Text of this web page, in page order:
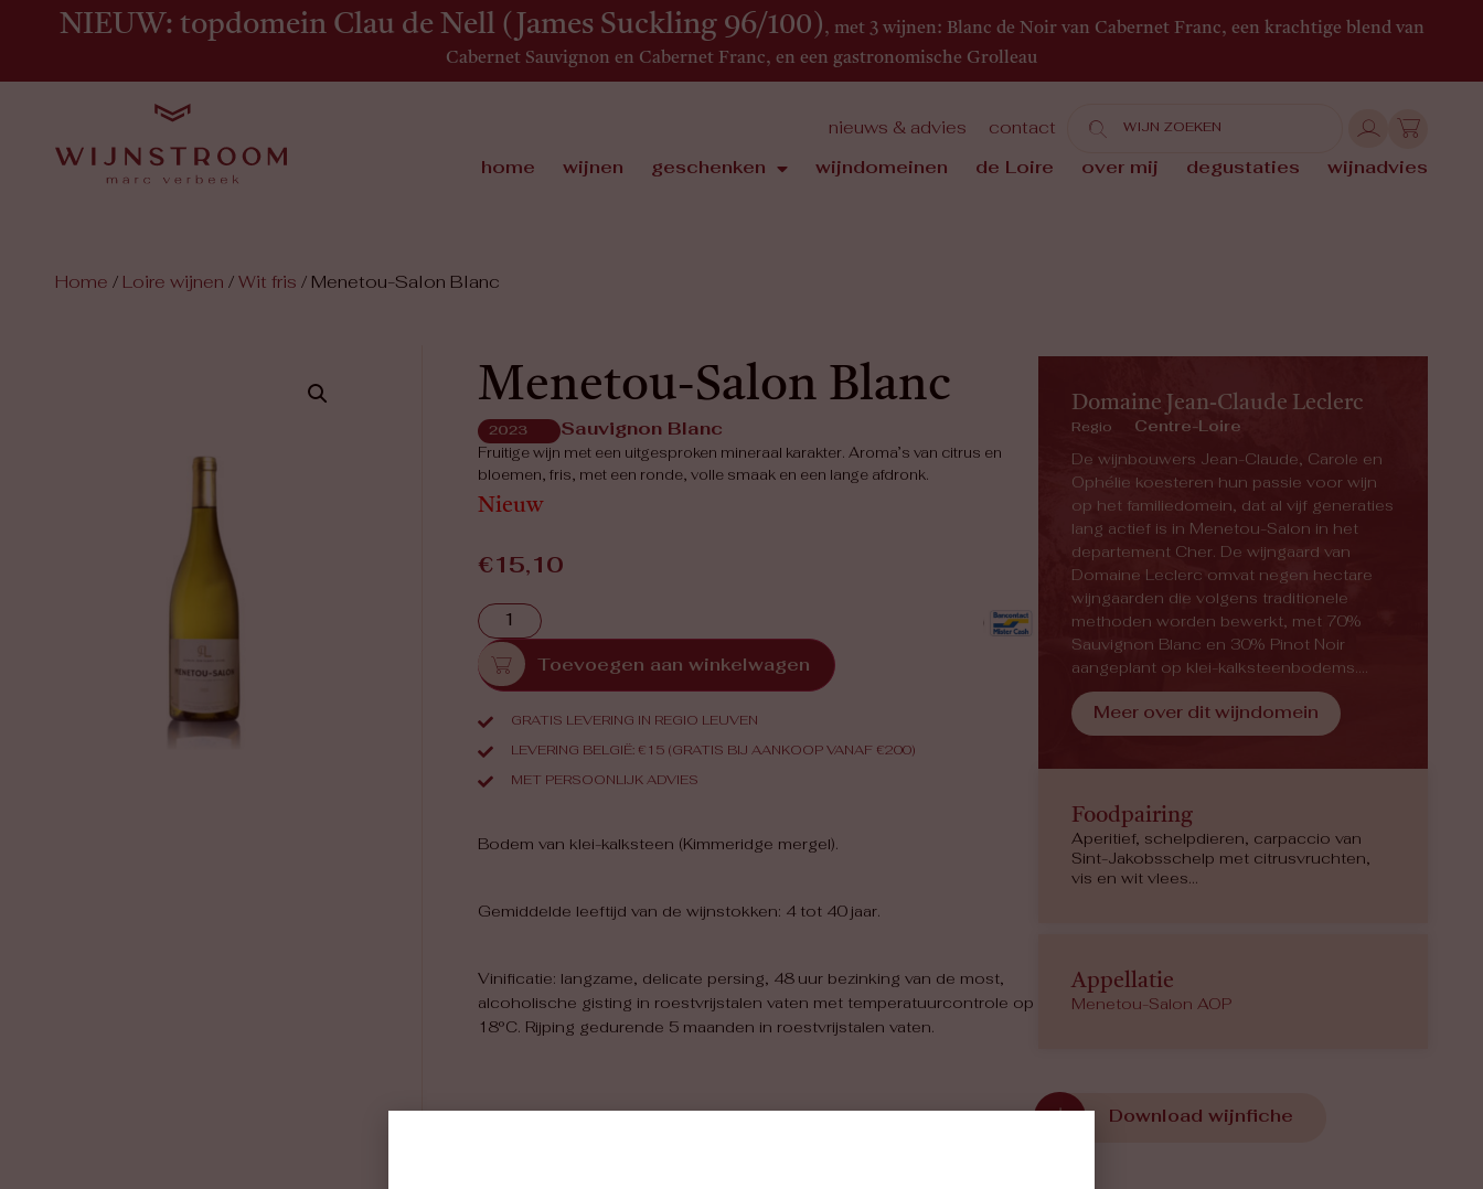
NIEUW: topdomein Clau de Nell (James Suckling 96/100), met 3 wijnen: Blanc de Noir van Cabernet Franc, een krachtige blend van
Cabernet Sauvignon en Cabernet Franc, en een gastronomische Grolleau
nieuws & advies contact
home wijnen geschenken wijndomeinen de Loire over mij degustaties wijnadvies
Home / Loire wijnen /Wit fris / Menetou-Salon Blanc
Menetou-Salon Blanc
2023 Sauvignon Blanc
Fruitige wijn met een uitgesproken mineraal karakter. Aroma’s van citrus en
bloemen, fris, met een ronde, volle smaak en een lange afdronk.
Nieuw
€ 15,10
Toevoegen aan winkelwagen
GRATIS LEVERING IN REGIO LEUVEN
LEVERING BELGIË: €15 (GRATIS BIJ AANKOOP VANAF €200)
MET PERSOONLIJK ADVIES
Bodem van klei-kalksteen (Kimmeridge mergel).
Gemiddelde leeftijd van de wijnstokken: 4 tot 40 jaar.
Vinificatie: langzame, delicate persing, 48 uur bezinking van de most,
alcoholische gisting in roestvrijstalen vaten met temperatuurcontrole op
18°C. Rijping gedurende 5 maanden in roestvrijstalen vaten.
Domaine Jean-Claude Leclerc
Regio
Centre-Loire
De wijnbouwers Jean-Claude, Carole en
Ophélie koesteren hun passie voor wijn
op het familiedomein, dat al vijf generaties
lang actief is in Menetou-Salon in het
departement Cher. De wijngaard van
Domaine Leclerc omvat negen hectare
wijngaarden die volgens traditionele
methoden worden bewerkt, met 70%
Sauvignon Blanc en 30% Pinot Noir
aangeplant op klei-kalksteenbodems....
Meer over dit wijndomein
Foodpairing
Aperitief, schelpdieren, carpaccio van
Sint-Jakobsschelp met citrusvruchten,
vis en wit vlees…
Appellatie
Menetou-Salon AOP
Download wijnfiche